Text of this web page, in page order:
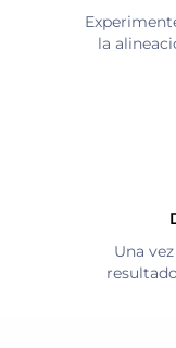
la
Una